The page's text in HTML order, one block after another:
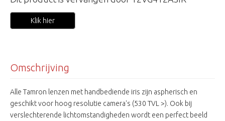
Klik hier
Omschrijving
Alle Tamron lenzen met handbediende iris zijn aspherisch en
geschikt voor hoog resolutie camera's (530 TVL >). Ook bij
verslechterende lichtomstandigheden wordt een perfect beeld